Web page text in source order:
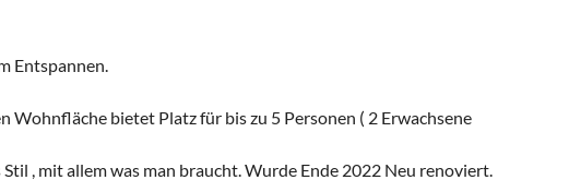
Entspannen.
Wohnfläche bietet Platz für bis zu 5 Personen ( 2 Erwachsene
, mit allem was man braucht. Wurde Ende 2022 Neu renoviert.